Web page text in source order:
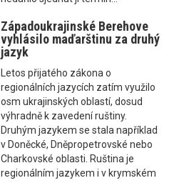
Západoukrajinské Berehove
vyhlásilo maďarštinu za druhý
jazyk
Letos přijatého zákona o
regionálních jazycích zatím využilo
osm ukrajinských oblastí, dosud
výhradně k zavedení ruštiny.
Druhým jazykem se stala například
v Doněcké, Dněpropetrovské nebo
Charkovské oblasti. Ruština je
regionálním jazykem i v krymském